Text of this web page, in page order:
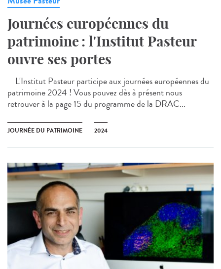
Journées européennes du
patrimoine : l'Institut Pasteur
ouvre ses portes
L'Institut Pasteur participe aux journées européennes du
patrimoine 2024 ! Vous pouvez dès à présent nous
retrouver à la page 15 du programme de la DRAC...
JOURNÉE DU PATRIMOINE 2024